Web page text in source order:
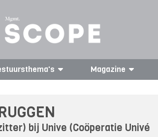
Magazine
bij Unive (Coöperatie Univé